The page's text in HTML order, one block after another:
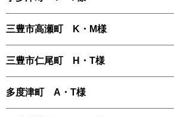
三豊市高瀬町 K・M様
三豊市仁尾町 H・T様
多度津町 A・T様